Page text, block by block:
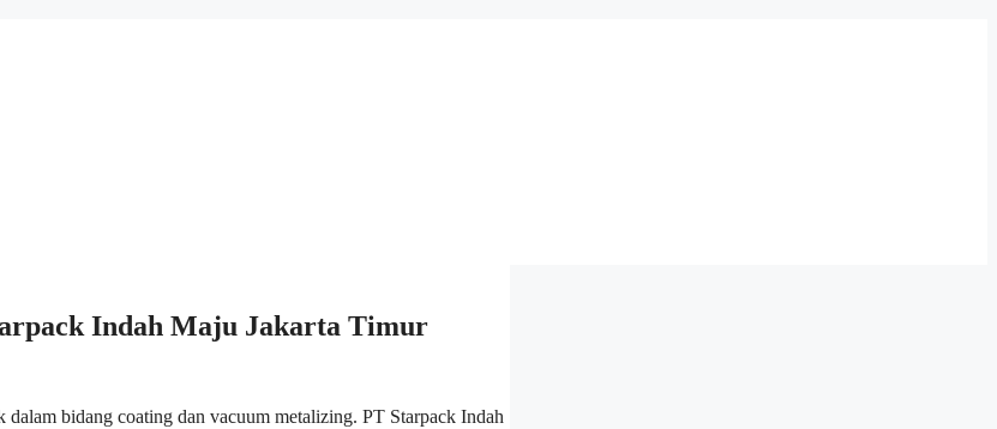
Indah Maju Jakarta Timur
dalam bidang coating dan vacuum metalizing. PT Starpack Indah